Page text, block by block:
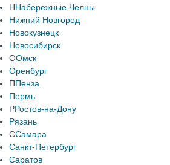
ННабережные Челны
Нижний Новгород
Новокузнецк
Новосибирск
ООмск
Оренбург
ППенза
Пермь
РРостов-на-Дону
Рязань
ССамара
Санкт-Петербург
Саратов